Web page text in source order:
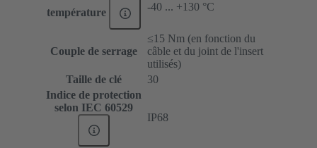
température
-40 ... +130 °C
Couple de serrage
≤15 Nm (en fonction du
câble et du joint de l'insert
utilisés)
Taille de clé
30
Indice de protection
selon IEC 60529
IP68